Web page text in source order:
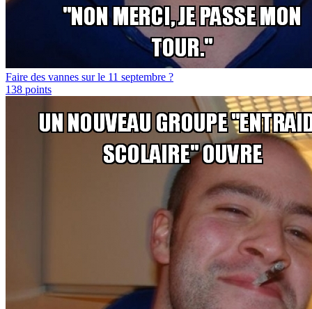
Faire des vannes sur le 11 septembre ?
138 points